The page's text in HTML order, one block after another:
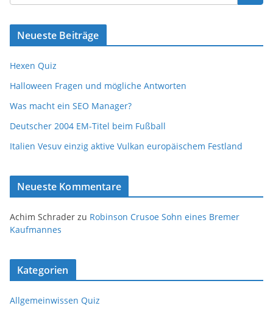
Neueste Beiträge
Hexen Quiz
Halloween Fragen und mögliche Antworten
Was macht ein SEO Manager?
Deutscher 2004 EM-Titel beim Fußball
Italien Vesuv einzig aktive Vulkan europäischem Festland
Neueste Kommentare
Achim Schrader zu Robinson Crusoe Sohn eines Bremer
Kaufmannes
Kategorien
Allgemeinwissen Quiz